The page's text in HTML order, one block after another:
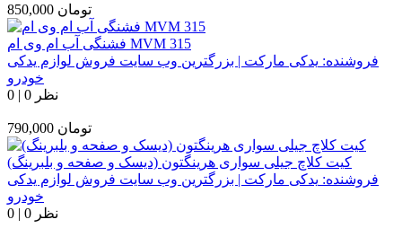
850,000 تومان
فشنگی آب ام وی ام MVM 315
فروشنده: یدکی مارکت | بزرگترین وب سایت فروش لوازم یدکی
خودرو
0 | 0 نظر
790,000 تومان
کیت کلاچ جیلی سواری هرینگتون (دیسک و صفحه و بلبرینگ)
فروشنده: یدکی مارکت | بزرگترین وب سایت فروش لوازم یدکی
خودرو
0 | 0 نظر